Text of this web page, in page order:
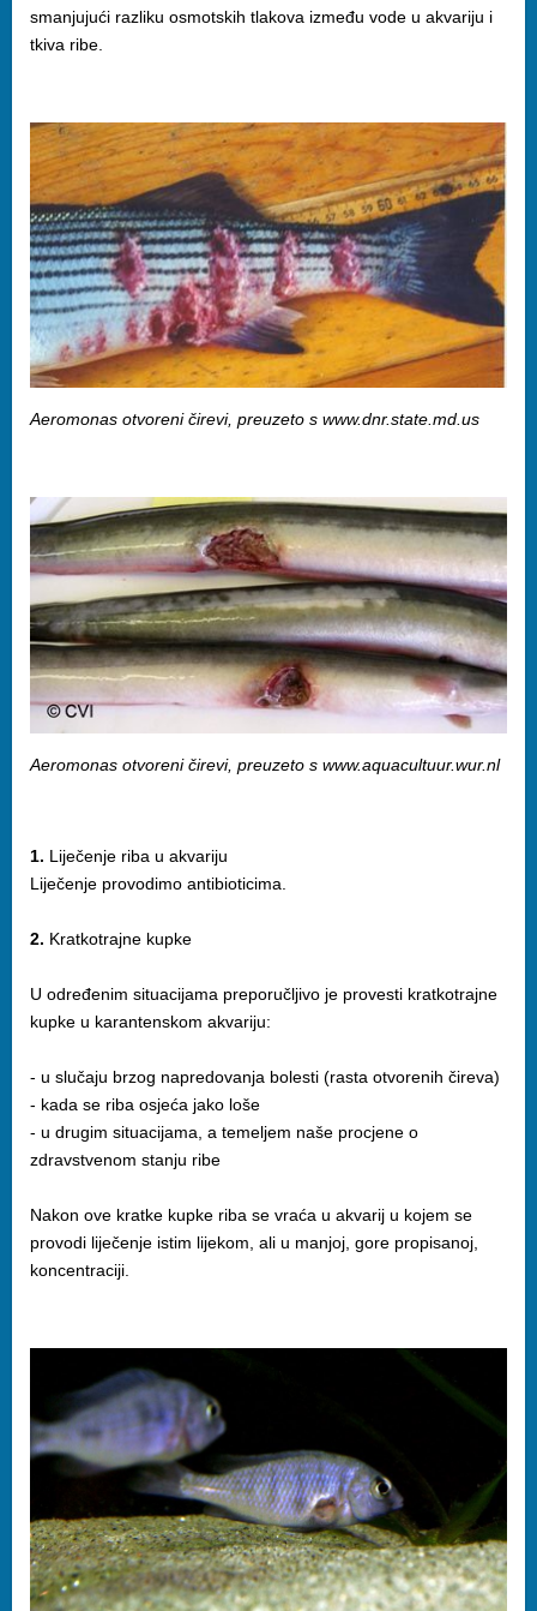
smanjujući razliku osmotskih tlakova između vode u akvariju i
tkiva ribe.
Aeromonas otvoreni čirevi, preuzeto s www.dnr.state.md.us
Aeromonas otvoreni čirevi, preuzeto s www.aquacultuur.wur.nl
1. Liječenje riba u akvariju
Liječenje provodimo antibioticima.
2. Kratkotrajne kupke
U određenim situacijama preporučljivo je provesti kratkotrajne
kupke u karantenskom akvariju:
- u slučaju brzog napredovanja bolesti (rasta otvorenih čireva)
- kada se riba osjeća jako loše
- u drugim situacijama, a temeljem naše procjene o
zdravstvenom stanju ribe
Nakon ove kratke kupke riba se vraća u akvarij u kojem se
provodi liječenje istim lijekom, ali u manjoj, gore propisanoj,
koncentraciji.